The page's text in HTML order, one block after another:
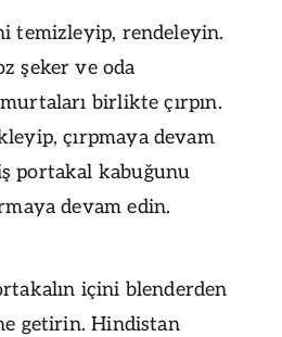
temizleyip, rendeleyin.
şeker ve oda
birlikte çırpın.
çırpmaya devam
portakal kabuğunu
devam edin.
içini blenderden
getirin. Hindistan